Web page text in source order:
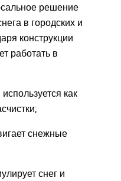
решение
в городских и
конструкции
работать в
как
снежные
снег и